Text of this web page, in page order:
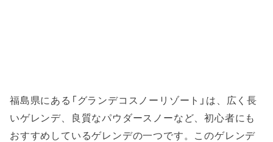
福島県にある「グランデコスノーリゾート」は、広く長
いゲレンデ、良質なパウダースノーなど、初心者にも
おすすめしているゲレンデの一つです。このゲレンデ